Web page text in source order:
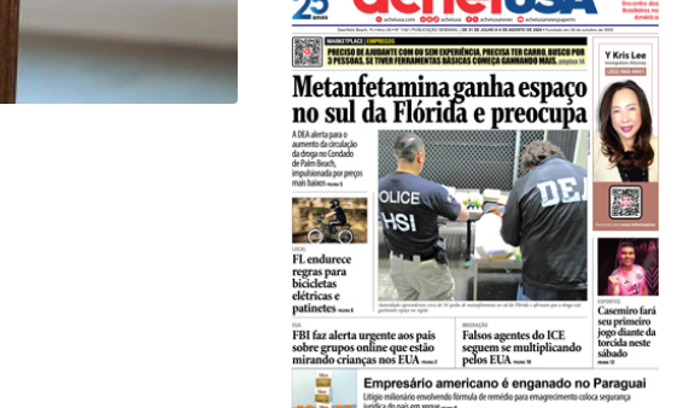
IMIGRAÇÃO
Atleta libertada na Flórida e denúncia de água...
05/08/2026